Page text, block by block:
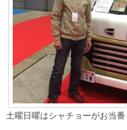
土曜日曜はシャチョーがお当番